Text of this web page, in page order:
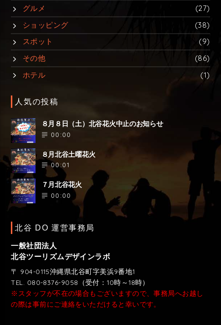
グルメ
(27)
ショッピング
(38)
スポット
(9)
その他
(86)
ホテル
(1)
人気の投稿
８月８日（土）北谷花火中止のお知らせ
00:00
８月北谷土曜花火
00:01
７月北谷花火
00:00
北谷 DO 運営事務局
一般社団法人
北谷ツーリズムデザインラボ
〒 904-0115沖縄県北谷町字美浜9番地1
TEL. 080-8376-9058（受付：10時～18時）
※スタッフが不在の場合もございますので、事務局へお越し
の際は事前にご連絡をいただけると幸いです。